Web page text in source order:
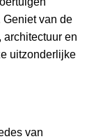
Geniet van de
en
uitzonderlijke
van